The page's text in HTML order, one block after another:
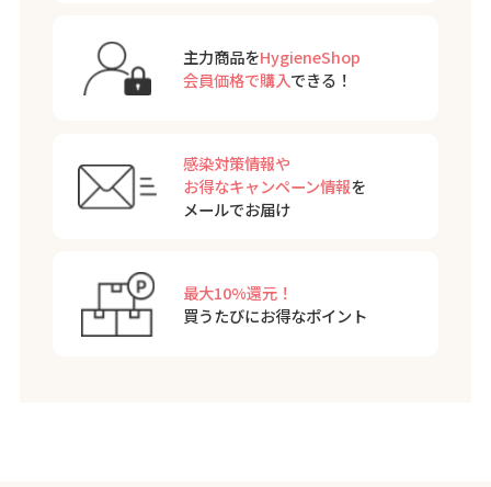
主力商品をHygieneShop
会員価格で購入できる！
感染対策情報や
お得なキャンペーン情報を
メールでお届け
最大10%還元！
買うたびにお得なポイント